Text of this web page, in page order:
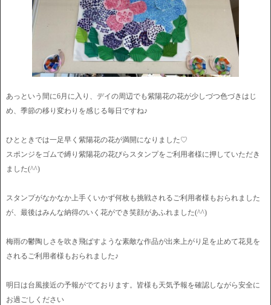
あっという間に6月に入り、デイの周辺でも紫陽花の花が少しづつ色づきはじ
め、季節の移り変わりを感じる毎日ですね♪
ひとときでは一足早く紫陽花の花が満開になりました♡
スポンジをゴムで縛り紫陽花の花びらスタンプをご利用者様に押していただき
ました(^^)
スタンプがなかなか上手くいかず何枚も挑戦されるご利用者様もおられました
が、最後はみんな納得のいく花ができ笑顔があふれました(^^)
梅雨の鬱陶しさを吹き飛ばすような素敵な作品が出来上がり足を止めて花見を
されるご利用者様もおられました♪
明日は台風接近の予報がでております。皆様も天気予報を確認しながら安全に
お過ごしください